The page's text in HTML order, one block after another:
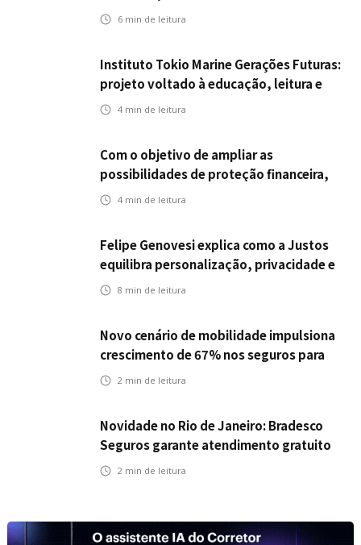
da ENS
6 min de leitura
Instituto Tokio Marine Gerações Futuras:
projeto voltado à educação, leitura e
empregabilidade
4 min de leitura
Com o objetivo de ampliar as
possibilidades de proteção financeira,
Icatu Seguros eleva capital segurado
4 min de leitura
Felipe Genovesi explica como a Justos
equilibra personalização, privacidade e
tecnologia
8 min de leitura
Novo cenário de mobilidade impulsiona
crescimento de 67% nos seguros para
veículos elétricos da Bradesco Seguros
2 min de leitura
Novidade no Rio de Janeiro: Bradesco
Seguros garante atendimento gratuito
na Ponte Rio-Niterói
2 min de leitura